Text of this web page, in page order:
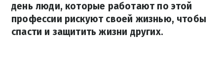
день люди, которые работают по этой
профессии рискуют своей жизнью, чтобы
спасти и защитить жизни других.